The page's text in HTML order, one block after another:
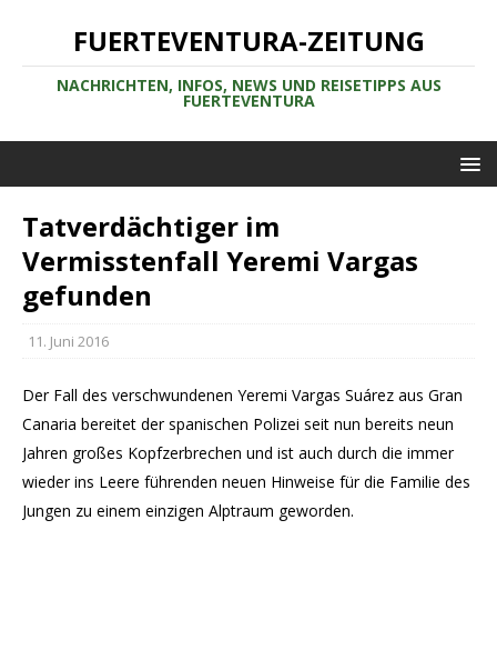
FUERTEVENTURA-ZEITUNG
NACHRICHTEN, INFOS, NEWS UND REISETIPPS AUS
FUERTEVENTURA
Tatverdächtiger im
Vermisstenfall Yeremi Vargas
gefunden
11. Juni 2016
Der Fall des verschwundenen Yeremi Vargas Suárez aus Gran
Canaria bereitet der spanischen Polizei seit nun bereits neun
Jahren großes Kopfzerbrechen und ist auch durch die immer
wieder ins Leere führenden neuen Hinweise für die Familie des
Jungen zu einem einzigen Alptraum geworden.